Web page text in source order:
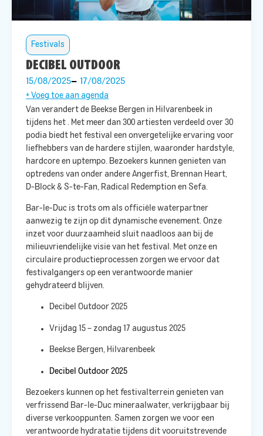
Festivals
DECIBEL OUTDOOR
15/08/2025 17/08/2025
+ Voeg toe aan agenda
Van verandert de Beekse Bergen in Hilvarenbeek in
tijdens het
. Met meer dan 300 artiesten verdeeld over 30
podia biedt het festival een onvergetelijke ervaring voor
liefhebbers van de hardere stijlen, waaronder hardstyle,
hardcore en uptempo. Bezoekers kunnen genieten van
optredens van onder andere Angerfist, Brennan Heart,
D-Block & S-te-Fan, Radical Redemption en Sefa. ​
Bar-le-Duc is trots om als officiële waterpartner
aanwezig te zijn op dit dynamische evenement. Onze
inzet voor duurzaamheid sluit naadloos aan bij de
milieuvriendelijke visie van het festival. Met onze en
circulaire productieprocessen zorgen we ervoor dat
festivalgangers op een verantwoorde manier
gehydrateerd blijven.​
Decibel Outdoor 2025
Vrijdag 15 – zondag 17 augustus 2025
Beekse Bergen, Hilvarenbeek
Decibel Outdoor 2025
Bezoekers kunnen op het festivalterrein genieten van
verfrissend Bar-le-Duc mineraalwater, verkrijgbaar bij
diverse verkooppunten. Samen zorgen we voor een
verantwoorde hydratatie tijdens dit vooruitstrevende